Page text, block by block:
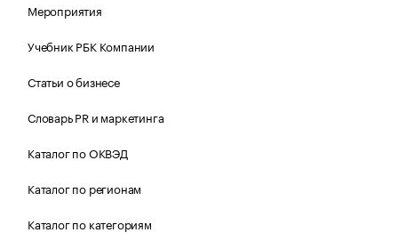
Мероприятия
Учебник РБК Компании
Статьи о бизнесе
Словарь PR и маркетинга
Каталог по ОКВЭД
Каталог по регионам
Каталог по категориям